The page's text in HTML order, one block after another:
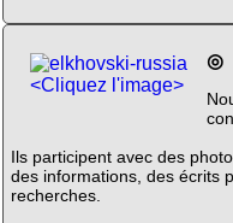
<Cliquez l'image>
◎
Ils participent avec des
des informations, des écrits
recherches.